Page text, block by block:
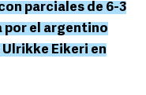
parciales de 6-3
por el argentino
Ulrikke Eikeri en